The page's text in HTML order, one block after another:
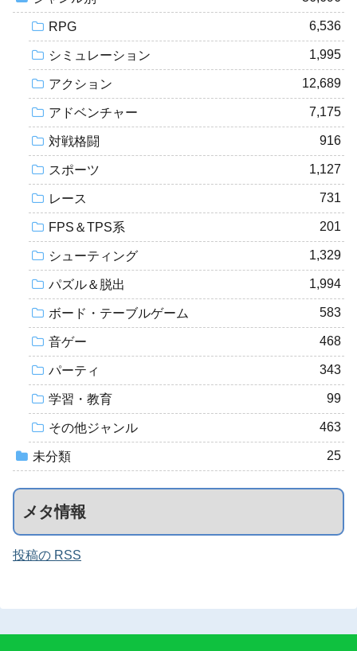
RPG 6,536
シミュレーション 1,995
アクション 12,689
アドベンチャー 7,175
対戦格闘 916
スポーツ 1,127
レース 731
FPS＆TPS系 201
シューティング 1,329
パズル＆脱出 1,994
ボード・テーブルゲーム 583
音ゲー 468
パーティ 343
学習・教育 99
その他ジャンル 463
未分類 25
メタ情報
投稿の RSS